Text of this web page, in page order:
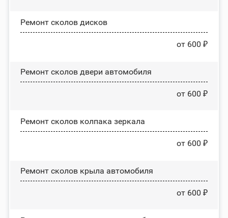
Ремонт сколов дисков
от 600 ₽
Ремонт сколов двери автомобиля
от 600 ₽
Ремонт сколов колпака зеркала
от 600 ₽
Ремонт сколов крыла автомобиля
от 600 ₽